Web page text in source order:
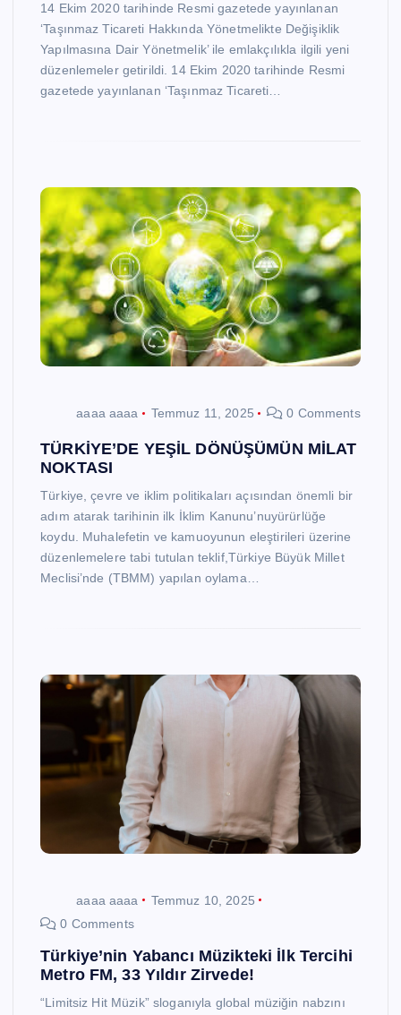
14 Ekim 2020 tarihinde Resmi gazetede yayınlanan
‘Taşınmaz Ticareti Hakkında Yönetmelikte Değişiklik
Yapılmasına Dair Yönetmelik’ ile emlakçılıkla ilgili yeni
düzenlemeler getirildi. 14 Ekim 2020 tarihinde Resmi
gazetede yayınlanan ‘Taşınmaz Ticareti…
aaaa aaaa Temmuz 11, 2025 0 Comments
TÜRKİYE’DE YEŞİL DÖNÜŞÜMÜN MİLAT
NOKTASI
Türkiye, çevre ve iklim politikaları açısından önemli bir
adım atarak tarihinin ilk İklim Kanunu’nuyürürlüğe
koydu. Muhalefetin ve kamuoyunun eleştirileri üzerine
düzenlemelere tabi tutulan teklif,Türkiye Büyük Millet
Meclisi’nde (TBMM) yapılan oylama…
aaaa aaaa
Temmuz 10, 2025
0 Comments
Türkiye’nin Yabancı Müzikteki İlk Tercihi
Metro FM, 33 Yıldır Zirvede!
“Limitsiz Hit Müzik” sloganıyla global müziğin nabzını